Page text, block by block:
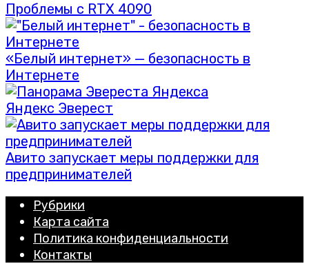
Проблемы с RTX 4090
«Белый интернет» — безопасность в
Интернете
Яндекс Эверест
Авито запускает меры поддержки для
предпринимателей
Рубрики
Карта сайта
Политика конфиденциальности
Контакты